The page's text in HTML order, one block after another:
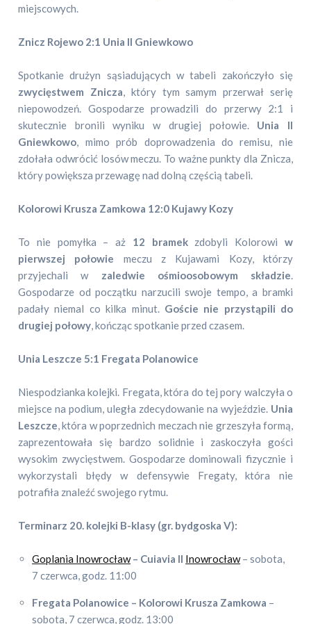
miejscowych.
Znicz Rojewo 2:1 Unia II Gniewkowo
Spotkanie drużyn sąsiadujących w tabeli zakończyło się
zwycięstwem Znicza, który tym samym przerwał serię
niepowodzeń. Gospodarze prowadzili do przerwy 2:1 i
skutecznie bronili wyniku w drugiej połowie. Unia II
Gniewkowo, mimo prób doprowadzenia do remisu, nie
zdołała odwrócić losów meczu. To ważne punkty dla Znicza,
który powiększa przewagę nad dolną częścią tabeli.
Kolorowi Krusza Zamkowa 12:0 Kujawy Kozy
To nie pomyłka – aż 12 bramekzdobyli Kolorowi w
pierwszej połowie meczu z Kujawami Kozy, którzy
przyjechali w zaledwie ośmioosobowym składzie.
Gospodarze od początku narzucili swoje tempo, a bramki
padały niemal co kilka minut. Goście nie przystąpili do
drugiej połowy, kończąc spotkanie przed czasem.
Unia Leszcze 5:1 Fregata Polanowice
Niespodzianka kolejki. Fregata, która do tej pory walczyła o
miejsce na podium, uległa zdecydowanie na wyjeździe. Unia
Leszcze, która w poprzednich meczach nie grzeszyła formą,
zaprezentowała się bardzo solidnie i zaskoczyła gości
wysokim zwycięstwem. Gospodarze dominowali fizycznie i
wykorzystali błędy w defensywie Fregaty, która nie
potrafiła znaleźć swojego rytmu.
Terminarz 20. kolejki B-klasy (gr. bydgoska V):
Goplania Inowrocław– Cuiavia II Inowrocław– sobota,
7 czerwca, godz. 11:00
Fregata Polanowice – Kolorowi Krusza Zamkowa –
sobota, 7 czerwca, godz. 13:00